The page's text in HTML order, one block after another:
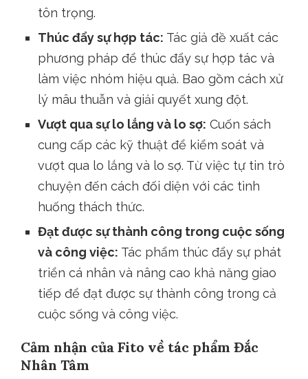
Tạo mối quan hệ tích cực:
khuyến khích việc tạo ra một môi trường
tích cực trong giao tiếp và mối quan hệ.
Carnegie đề cập đến cách làm cho người
khác cảm thấy quan trọng và đáng được
Thúc đẩy sự hợp tác: Tác giả đề xuất các
phương pháp để thúc đẩy sự hợp tác và
làm việc nhóm hiệu quả. Bao gồm cách xử
lý mâu thuẫn và giải quyết xung đột.
Vượt qua sự lo lắng và lo sợ:
Cuốn sách
cung cấp các kỹ thuật để kiểm soát và
vượt qua lo lắng và lo sợ. Từ việc tự tin trò
chuyện đến cách đối diện với các tình
huống thách thức.
và công việc:Tác phẩm thúc đẩy sự phát
triển cá nhân và nâng cao khả năng giao